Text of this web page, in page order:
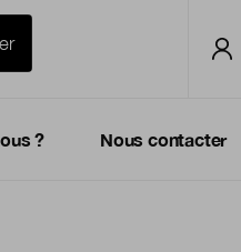
? Nous contacter